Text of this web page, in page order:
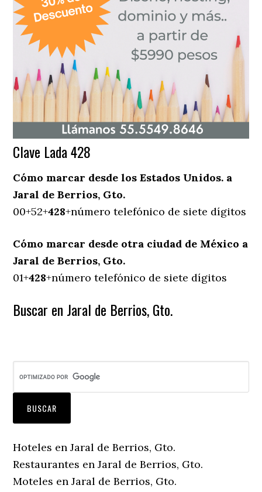
Clave Lada 428
Cómo marcar desde los Estados Unidos. a
Jaral de Berrios, Gto.
00+52+428+número telefónico de siete dígitos
Cómo marcar desde otra ciudad de México a
Jaral de Berrios, Gto.
01+428+número telefónico de siete dígitos
Buscar en Jaral de Berrios, Gto.
Hoteles en Jaral de Berrios, Gto.
Restaurantes en Jaral de Berrios, Gto.
Moteles en Jaral de Berrios, Gto.